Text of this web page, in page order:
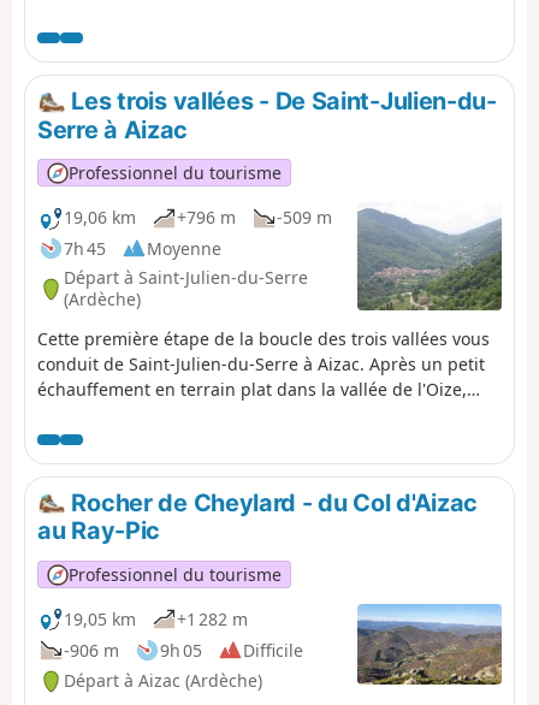
Les trois vallées - De Saint-Julien-du-
Serre à Aizac
Professionnel du tourisme
19,06 km
+796 m
-509 m
7h 45
Moyenne
Départ à Saint-Julien-du-Serre
(Ardèche)
Cette première étape de la boucle des trois vallées vous
conduit de Saint-Julien-du-Serre à Aizac. Après un petit
échauffement en terrain plat dans la vallée de l'Oize,
Ardéchoises ! Traversée de hameaux nichés au détour
des chemins et de villages pittoresques : Saint-Andéol-
de-Vals, Genestelle, Antraigues-sur-Volane, Aizac. Tantôt
en fond de vallée, tantôt en crête ... souvent à l'ombre.
Rocher de Cheylard - du Col d'Aizac
au Ray-Pic
Professionnel du tourisme
19,05 km
+1 282 m
-906 m
9h 05
Difficile
Départ à Aizac (Ardèche)